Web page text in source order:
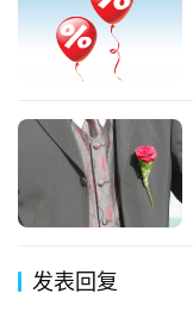
发表回复